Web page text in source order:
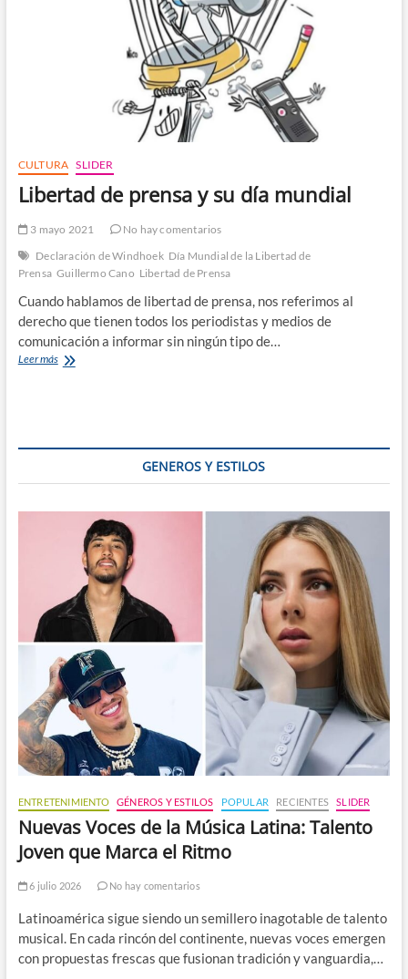
CULTURA SLIDER
Libertad de prensa y su día mundial
3 mayo 2021
No hay comentarios
Declaración de Windhoek Día Mundial de la Libertad de
Prensa Guillermo Cano Libertad de Prensa
Cuando hablamos de libertad de prensa, nos referimos al
derecho que tienen todos los periodistas y medios de
comunicación a informar sin ningún tipo de…
Leer másLibertad
GENEROS Y ESTILOS
ENTRETENIMIENTO GÉNEROS Y ESTILOS POPULAR RECIENTES SLIDER
Nuevas Voces de la Música Latina: Talento
Joven que Marca el Ritmo
6 julio 2026 No hay comentarios
Latinoamérica sigue siendo un semillero inagotable de talento
musical. En cada rincón del continente, nuevas voces emergen
con propuestas frescas que fusionan tradición y vanguardia,…